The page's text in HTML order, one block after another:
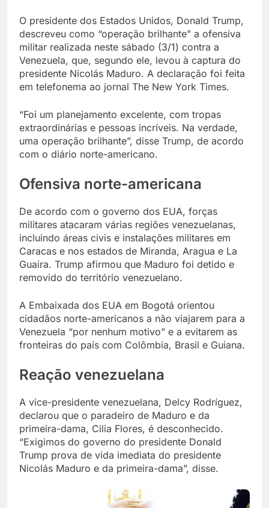
O presidente dos Estados Unidos, Donald Trump,
descreveu como “operação brilhante” a ofensiva
militar realizada neste sábado (3/1) contra a
Venezuela, que, segundo ele, levou à captura do
presidente Nicolás Maduro. A declaração foi feita
em telefonema ao jornal The New York Times.
“Foi um planejamento excelente, com tropas
extraordinárias e pessoas incríveis. Na verdade,
uma operação brilhante”, disse Trump, de acordo
com o diário norte-americano.
Ofensiva norte-americana
De acordo com o governo dos EUA, forças
militares atacaram várias regiões venezuelanas,
incluindo áreas civis e instalações militares em
Caracas e nos estados de Miranda, Aragua e La
Guaira. Trump afirmou que Maduro foi detido e
removido do território venezuelano.
A Embaixada dos EUA em Bogotá orientou
cidadãos norte-americanos a não viajarem para a
Venezuela “por nenhum motivo” e a evitarem as
fronteiras do país com Colômbia, Brasil e Guiana.
Reação venezuelana
A vice-presidente venezuelana, Delcy Rodríguez,
declarou que o paradeiro de Maduro e da
primeira-dama, Cilia Flores, é desconhecido.
“Exigimos do governo do presidente Donald
Trump prova de vida imediata do presidente
Nicolás Maduro e da primeira-dama”, disse.